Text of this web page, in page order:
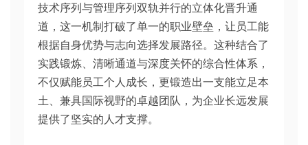
技术序列与管理序列双轨并行的立体化晋升通
道，这一机制打破了单一的职业壁垒，让员工能
根据自身优势与志向选择发展路径。这种结合了
实践锻炼、清晰通道与深度关怀的综合性体系，
不仅赋能员工个人成长，更锻造出一支能立足本
土、兼具国际视野的卓越团队，为企业长远发展
提供了坚实的人才支撑。